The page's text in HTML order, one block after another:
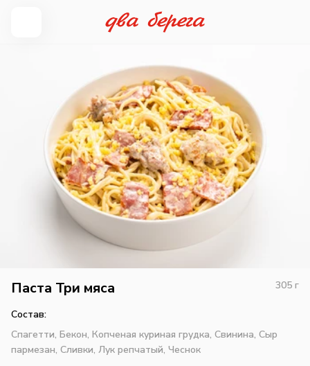
Паста Три мяса 305 г
Состав:
Спагетти, Бекон, Копченая куриная грудка, Свинина, Сыр
пармезан, Сливки, Лук репчатый, Чеснок